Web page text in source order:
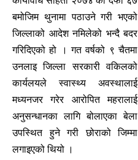
बमोजिम थुनामा पठाउने गरी भएको
जिल्लाको आदेश नमिलेको भन्दै बदर
गरिदिएको हो । गत वर्षको ९ चैतमा
उनलाइ जिल्ला सरकारी वकिलको
कार्यलयले स्वास्थ्य अवस्थालाई
मध्यनजर गरेर आरोपित महरालाई
अनुसन्धानका लागि बोलाएका बेला
उपस्थित हुने गरी छोराको जिम्मा
लगाइएको थियो ।